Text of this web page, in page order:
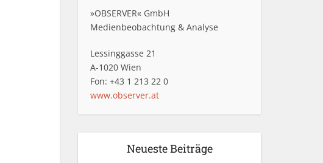
»OBSERVER« GmbH
Medienbeobachtung & Analyse
Lessinggasse 21
A-1020 Wien
Fon: +43 1 213 22 0
www.observer.at
Neueste Beiträge